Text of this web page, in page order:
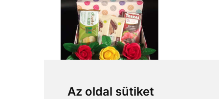
Az oldal sütiket
Mini Diabetikus ajándék csomag